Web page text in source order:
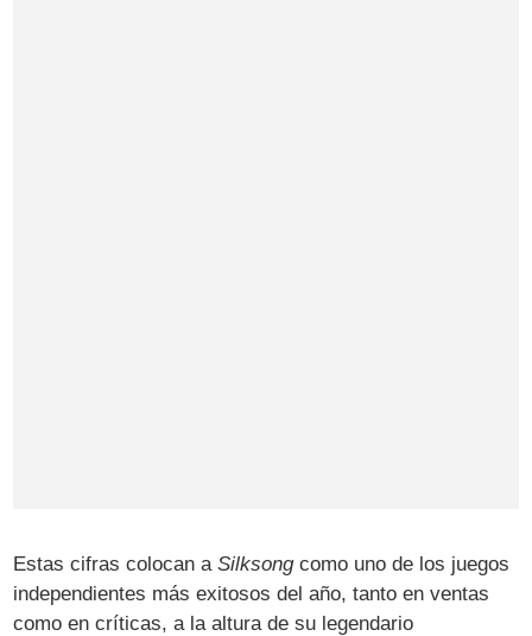
Estas cifras colocan aSilksongcomo uno de los juegos
independientes más exitosos del año, tanto en ventas
como en críticas, a la altura de su legendario